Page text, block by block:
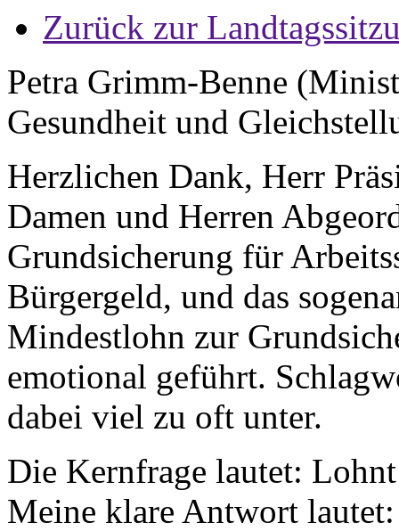
Zurück zur
Petra Grimm-Benne
Gesundheit und
Herzlichen Dank, Herr
Damen und Herren
Grundsicherung für
Bürgergeld, und das
Mindestlohn zur
emotional geführt.
dabei viel zu oft unter.
Die Kernfrage lautet:
Meine klare Antwort